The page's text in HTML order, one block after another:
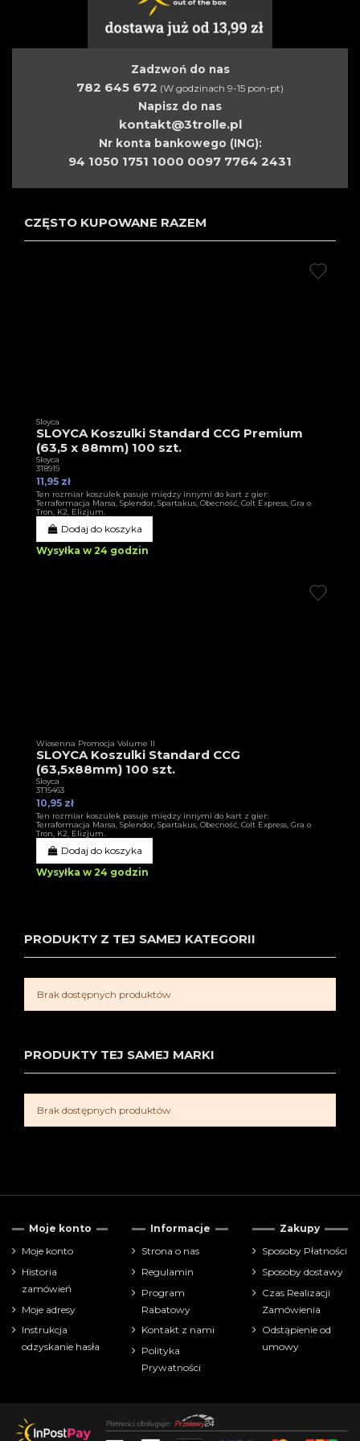
Zadzwoń do nas
782 645 672 (W godzinach 9-15 pon-pt)
Napisz do nas
kontakt@3trolle.pl
Nr konta bankowego (ING):
94 1050 1751 1000 0097 7764 2431
CZĘSTO KUPOWANE RAZEM
Sloyca
SLOYCA Koszulki Standard CCG Premium
(63,5 x 88mm) 100 szt.
Sloyca
3T8919
11,95 zł
Ten rozmiar koszulek pasuje między innymi do kart z gier:
Terraformacja Marsa, Splendor, Spartakus, Obecność, Colt Express, Gra o
Tron, K2, Elizjum.
Dodaj do koszyka
Wysyłka w 24 godzin
Wiosenna Promocja Volume II
SLOYCA Koszulki Standard CCG
(63,5x88mm) 100 szt.
Sloyca
3T15463
10,95 zł
Ten rozmiar koszulek pasuje między innymi do kart z gier:
Terraformacja Marsa, Splendor, Spartakus, Obecność, Colt Express, Gra o
Tron, K2, Elizjum.
Dodaj do koszyka
Wysyłka w 24 godzin
PRODUKTY Z TEJ SAMEJ KATEGORII
Brak dostępnych produktów
PRODUKTY TEJ SAMEJ MARKI
Brak dostępnych produktów
Moje konto
Moje konto
Historia
zamówień
Moje adresy
Instrukcja
odzyskanie hasła
Informacje
Strona o nas
Regulamin
Program
Rabatowy
Kontakt z nami
Polityka
Prywatności
Zakupy
Sposoby Płatności
Sposoby dostawy
Czas Realizacji
Zamówienia
Odstąpienie od
umowy